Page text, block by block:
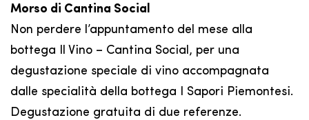
Morso di Cantina Social
Non perdere l’appuntamento del mese alla
bottega Il Vino – Cantina Social, per una
degustazione speciale di vino accompagnata
dalle specialità della bottega I Sapori Piemontesi.
Degustazione gratuita di due referenze.